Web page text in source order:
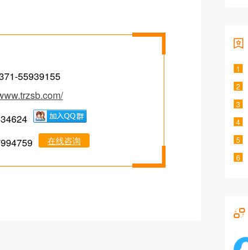
55939155
在线咨询
1
2
3
4
5
6